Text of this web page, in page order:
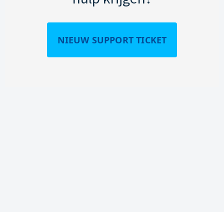
NIEUW SUPPORT TICKET